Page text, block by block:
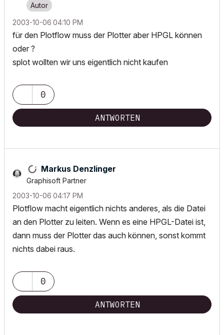
‎2003-10-06 04:10 PM
für den Plotflow muss der Plotter aber HPGL können
oder ?
splot wollten wir uns eigentlich nicht kaufen
0
ANTWORTEN
Markus Denzlinger
Graphisoft Partner
‎2003-10-06 04:17 PM
Plotflow macht eigentlich nichts anderes, als die Datei
an den Plotter zu leiten. Wenn es eine HPGL-Datei ist,
dann muss der Plotter das auch können, sonst kommt
nichts dabei raus.
0
ANTWORTEN